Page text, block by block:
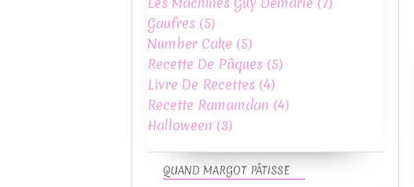
QUAND MARGOT PÂTISSE
Gaufres (5)
Number Cake (5)
Recette De Pâques (5)
Livre De Recettes (4)
Recette Ramamdan (4)
Halloween (3)